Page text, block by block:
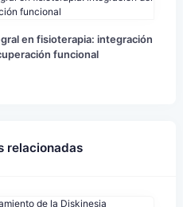
en fisioterapia: integración
funcional
relacionadas